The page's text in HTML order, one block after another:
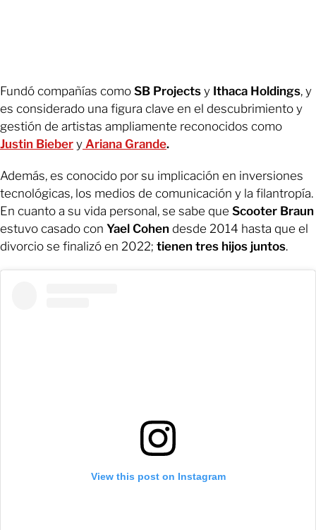
Fundó compañías como SB Projects y Ithaca Holdings, y
es considerado una figura clave en el descubrimiento y
gestión de artistas ampliamente reconocidos como
Justin Bieber y Ariana Grande.
Además, es conocido por su implicación en inversiones
tecnológicas, los medios de comunicación y la filantropía.
En cuanto a su vida personal, se sabe que Scooter Braun
estuvo casado con Yael Cohen desde 2014 hasta que el
divorcio se finalizó en 2022; tienen tres hijos juntos.
View this post on Instagram